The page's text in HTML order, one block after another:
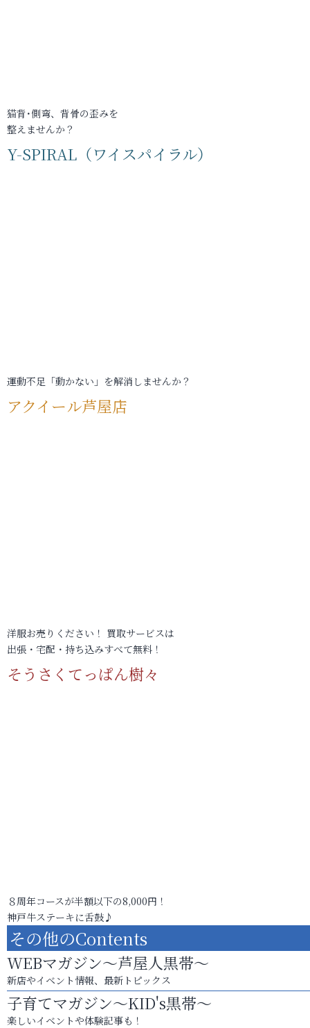
猫背･側弯、背骨の歪みを
整えませんか？
Y-SPIRAL（ワイスパイラル）
運動不足「動かない」を解消しませんか？
アクイール芦屋店
洋服お売りください！ 買取サービスは
出張・宅配・持ち込みすべて無料！
そうさくてっぱん樹々
８周年コースが半額以下の8,000円！
神戸牛ステーキに舌鼓♪
その他のContents
WEBマガジン～芦屋人黒帯～
新店やイベント情報、最新トピックス
子育てマガジン～KID's黒帯～
楽しいイベントや体験記事も！